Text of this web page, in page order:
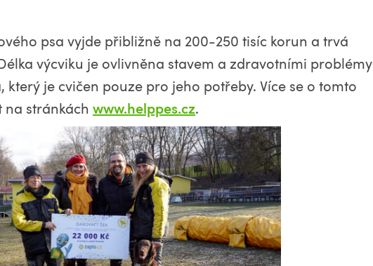
psa vyjde přibližně na 200-250 tisíc korun a trvá
výcviku je ovlivněna stavem a zdravotními problémy
je cvičen pouze pro jeho potřeby. Více se o tomto
na stránkách www.helppes.cz.